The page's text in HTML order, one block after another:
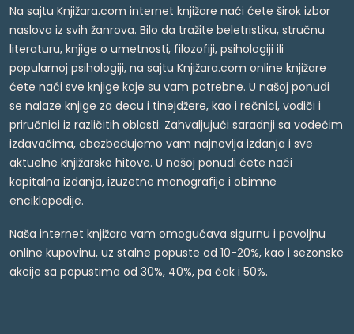
Na sajtu Knjižara.com internet knjižare naći ćete širok izbor
naslova iz svih žanrova. Bilo da tražite beletristiku, stručnu
literaturu, knjige o umetnosti, filozofiji, psihologiji ili
popularnoj psihologiji, na sajtu Knjižara.com online knjižare
ćete naći sve knjige koje su vam potrebne. U našoj ponudi
se nalaze knjige za decu i tinejdžere, kao i rečnici, vodiči i
priručnici iz različitih oblasti. Zahvaljujući saradnji sa vodećim
izdavačima, obezbeđujemo vam najnovija izdanja i sve
aktuelne knjižarske hitove. U našoj ponudi ćete naći
kapitalna izdanja, izuzetne monografije i obimne
enciklopedije.
Naša internet knjižara vam omogućava sigurnu i povoljnu
online kupovinu, uz stalne popuste od 10-20%, kao i sezonske
akcije sa popustima od 30%, 40%, pa čak i 50%.